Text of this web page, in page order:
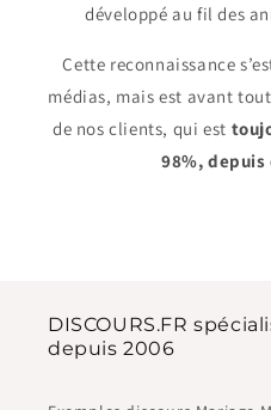
développé au fil des
Cette reconnaissance
médias, mais est avant
de nos clients, qui est
98%, depuis
DISCOURS.FR
depuis 2006